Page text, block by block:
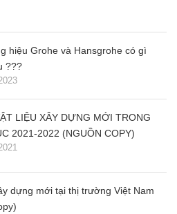
hiệu Grohe và Hansgrohe có gì
???
LIỆU XÂY DỰNG MỚI TRONG
2021-2022 (NGUỒN COPY)
dựng mới tại thị trường Việt Nam